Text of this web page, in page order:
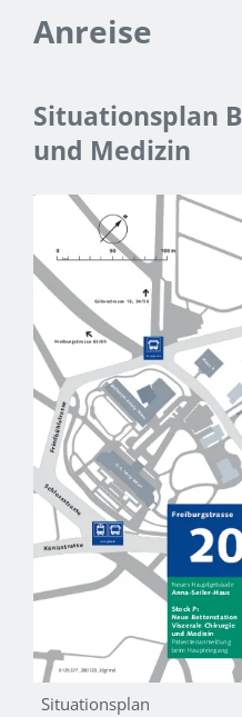
Anreise
Situationsplan
und Medizin
Situationsplan